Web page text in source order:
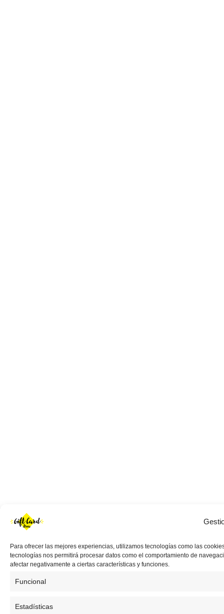
Para ofrecer las mejores experiencias, utilizamos tecnologías como las
tecnologías nos permitirá procesar datos como el comportamiento de
afectar negativamente a ciertas características y funciones.
Funcional
Estadísticas